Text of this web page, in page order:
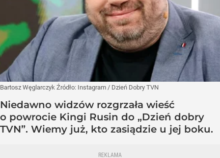
Bartosz Węglarczyk Źródło: Instagram / Dzień Dobry TVN
Niedawno widzów rozgrzała wieść
o powrocie Kingi Rusin do „Dzień dobry
TVN”. Wiemy już, kto zasiądzie u jej boku.